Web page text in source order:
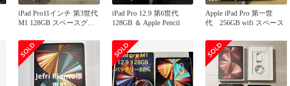
iPad Pro11インチ 第3世代
M1 128GB スペースグレ
iPad Pro 12.9 第6世代
128GB ＆ Apple Pencil
Apple iPad Pro 第一世
代 256GB wifi スペース